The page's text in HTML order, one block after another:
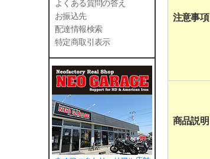
よくある質問の答え
お振込先
配達情報検索
特定商取引表示
注意事項
商品説明